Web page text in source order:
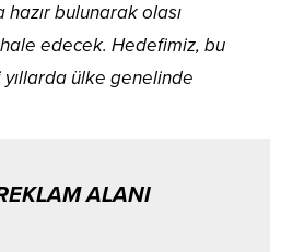
bulunarak olası
edecek. Hedefimiz, bu
ülke genelinde
ALANI